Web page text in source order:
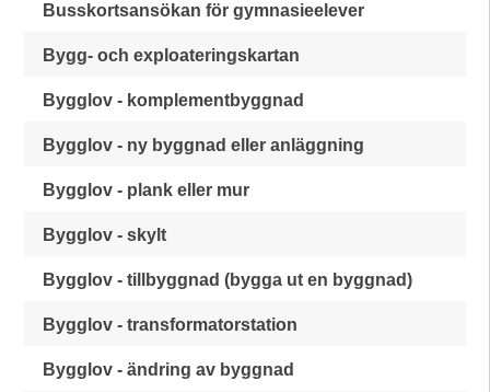
Busskortsansökan för gymnasieelever
Bygg- och exploateringskartan
Bygglov - komplementbyggnad
Bygglov - ny byggnad eller anläggning
Bygglov - plank eller mur
Bygglov - skylt
Bygglov - tillbyggnad (bygga ut en byggnad)
Bygglov - transformatorstation
Bygglov - ändring av byggnad